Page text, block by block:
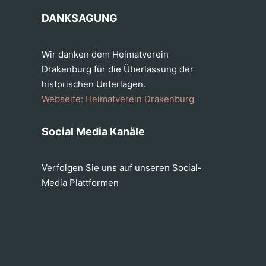
DANKSAGUNG
Wir danken dem Heimatverein
Drakenburg für die Überlassung der
historischen Unterlagen.
Webseite: Heimatverein Drakenburg
Social Media Kanäle
Verfolgen Sie uns auf unseren Social-
Media Plattformen